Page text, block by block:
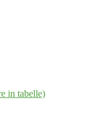
in tabelle)